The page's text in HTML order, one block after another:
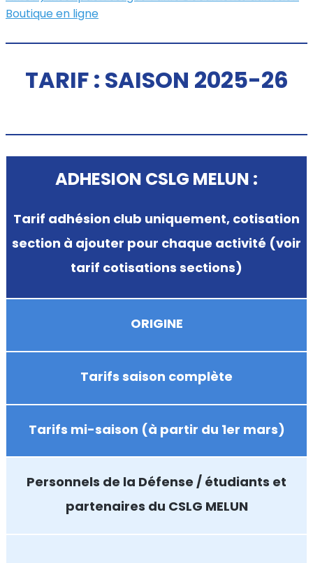
Boutique en ligne
TARIF : SAISON 2025-26
ADHESION CSLG MELUN :
Tarif adhésion club uniquement, cotisation
section à ajouter pour chaque activité (voir
tarif cotisations sections)
ORIGINE
Tarifs saison complète
Tarifs mi-saison (à partir du 1er mars)
Personnels de la Défense / étudiants et
partenaires du CSLG MELUN